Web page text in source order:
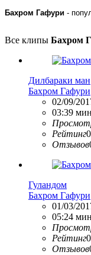
Бахром Гафури -
Все клипы Бахром
Дилбараки ман
Бахром Гафури
02/09/
03:39 мин
Рейтинг0
Отзывов
Гуландом
Бахром Гафури
01/03/
05:24 мин
Рейтинг0
Отзывов